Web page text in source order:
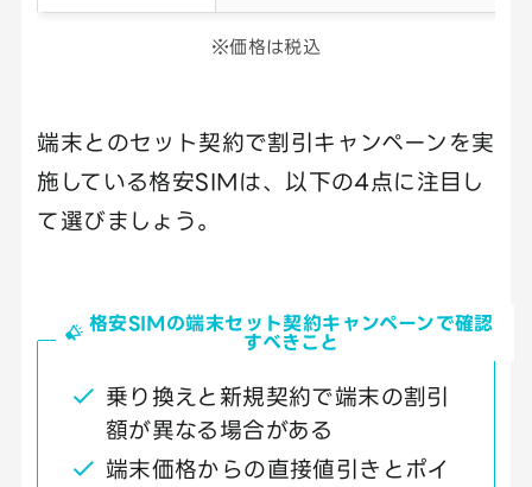
※価格は税込
端末とのセット契約で割引キャンペーンを実
施している格安SIMは、以下の4点に注目し
て選びましょう。
格安SIMの端末セット契約キャンペーンで確認
すべきこと
乗り換えと新規契約で端末の割引
額が異なる場合がある
端末価格からの直接値引きとポイ